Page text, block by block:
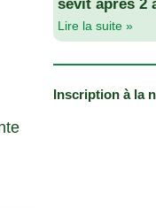
sévit après 2
Lire la suite »
Inscription à la